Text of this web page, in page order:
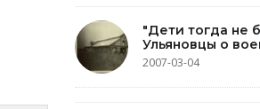
"Дети тогда не
Ульяновцы о
2007-03-04